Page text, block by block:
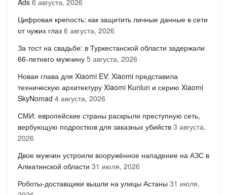
Ads 6 августа, 2026
Цифровая крепость: как защитить личные данные в сети
от чужих глаз 6 августа, 2026
За тост на свадьбе: в Туркестанской области задержали
66-летнего мужчину 5 августа, 2026
Новая глава для Xiaomi EV: Xiaomi представила
техническую архитектуру Xiaomi Kunlun и серию Xiaomi
SkyNomad 4 августа, 2026
СМИ: европейские страны раскрыли преступную сеть,
вербующую подростков для заказных убийств 3 августа,
2026
Двое мужчин устроили вооружённое нападение на АЗС в
Алматинской области 31 июля, 2026
Роботы-доставщики вышли на улицы Астаны 31 июля,